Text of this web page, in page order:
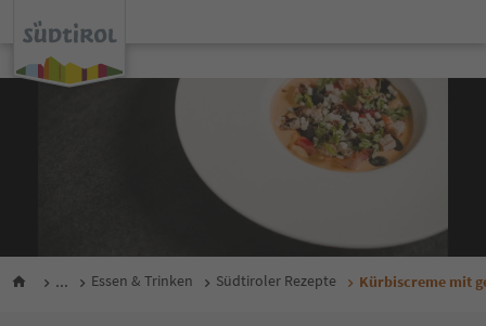
... Essen & Trinken Südtiroler Rezepte Kürbiscreme mit